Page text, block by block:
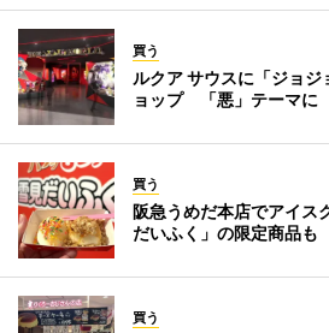
買う
ルクア サウスに「ジョ
ョップ 「悪」テーマに
買う
阪急うめだ本店でアイ
だいふく」の限定商品も
買う